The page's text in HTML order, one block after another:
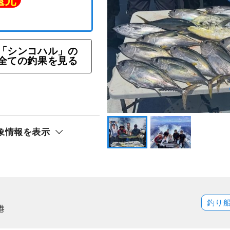
シンコハル」の
ての釣果を見る
情報を表示
釣り